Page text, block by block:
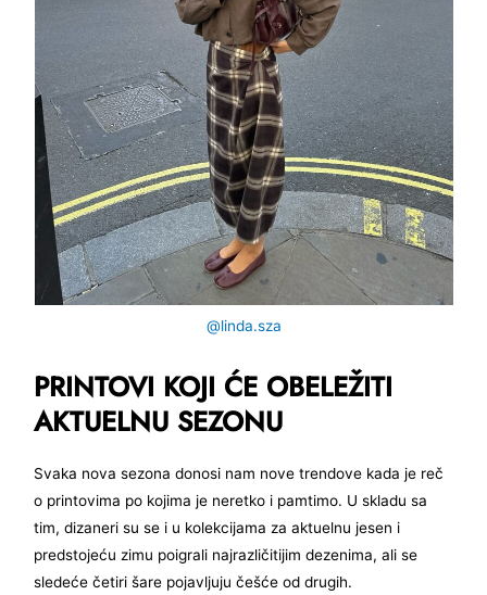
@linda.sza
PRINTOVI KOJI ĆE OBELEŽITI
AKTUELNU SEZONU
Svaka nova sezona donosi nam nove trendove kada je reč
o printovima po kojima je neretko i pamtimo. U skladu sa
tim, dizaneri su se i u kolekcijama za aktuelnu jesen i
predstojeću zimu poigrali najrazličitijim dezenima, ali se
sledeće četiri šare pojavljuju češće od drugih.